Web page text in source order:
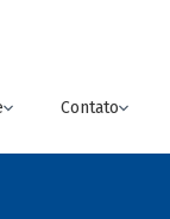
Contato